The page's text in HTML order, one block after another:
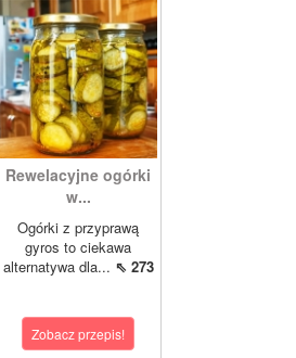
Rewelacyjne ogórki
w...
Ogórki z przyprawą
gyros to ciekawa
alternatywa dla... ⇖ 273
Zobacz przepis!